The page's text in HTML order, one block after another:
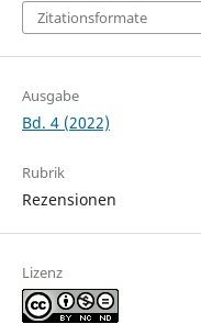
Zitationsformate
Ausgabe
Bd. 4 (2022)
Rubrik
Rezensionen
Lizenz